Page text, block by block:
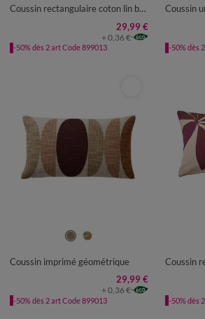
Coussin rectangulaire coton lin broderie fleurie
29,99 €
+ 0,36 €
-50% dès 2 art Code 899013
Coussin
-50% dès
Coussin imprimé géométrique
29,99 €
+ 0,36 €
-50% dès 2 art Code 899013 -50% dès